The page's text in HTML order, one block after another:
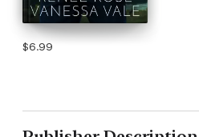
$6.99